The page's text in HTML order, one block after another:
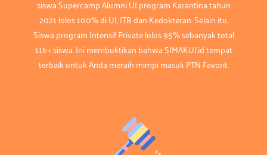
siswa Supercamp Alumni UI program Karantina tahun
2021 lolos 100% di UI, ITB dan Kedokteran. Selain itu,
Siswa program Intensif Private lolos 95% sebanyak total
116+ siswa. Ini membuktikan bahwa SIMAKUI.id tempat
terbaik untuk Anda meraih mimpi masuk PTN Favorit.